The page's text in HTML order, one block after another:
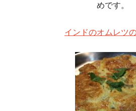
めです。
インドのオムレツ